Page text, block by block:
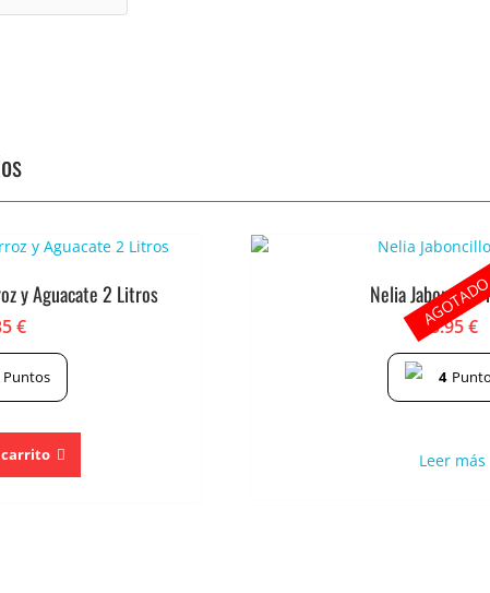
y Aguacate 2 Litros
€
Puntos
Nelia Jaboncillo
0.95€
4
Leer más